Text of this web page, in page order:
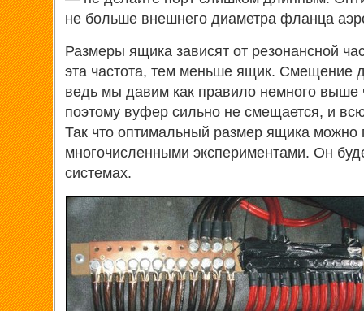
не больше внешнего диаметра фланца
Размеры ящика зависят от резонансной
эта частота, тем меньше ящик. Смещение
ведь мы давим как правило немного выше
поэтому вуфер сильно не смещается, и
Так что оптимальный размер ящика можно
многочисленными экспериментами. Он
системах.